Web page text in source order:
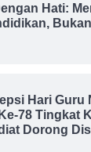
Hati:
Hari Guru
78 Tingkat
Dorong